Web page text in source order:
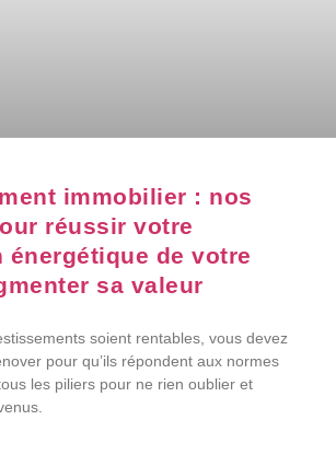
immobilier : nos
réussir votre
énergétique de votre
sa valeur
soient rentables, vous devez
pour qu’ils répondent aux normes
les piliers pour ne rien oublier et